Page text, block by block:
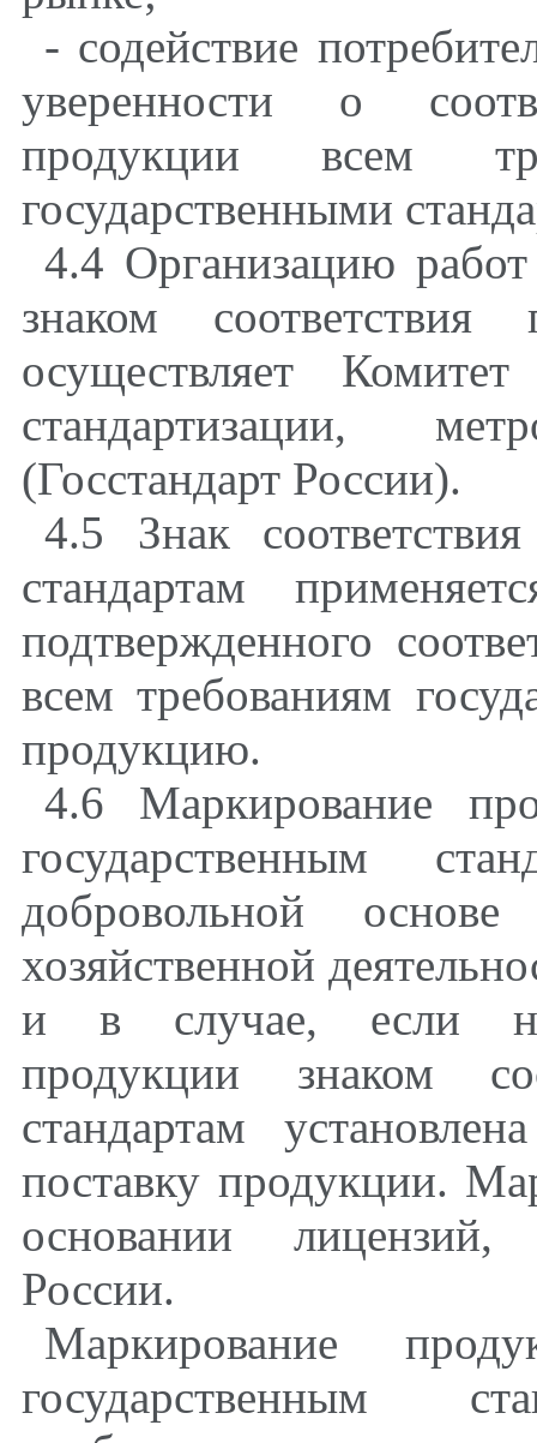
- содействие
уверенности о
продукции всем
государственными
4.4 Организацию
знаком соответствия
осуществляет
стандартизации,
(Госстандарт России).
4.5 Знак
стандартам
подтвержденного
всем требованиям
продукцию.
4.6 Маркирование
государственным
добровольной
хозяйственной
и в случае, если
продукции знаком
стандартам
поставку продукции.
основании лицензий,
России.
Маркирование
государственным